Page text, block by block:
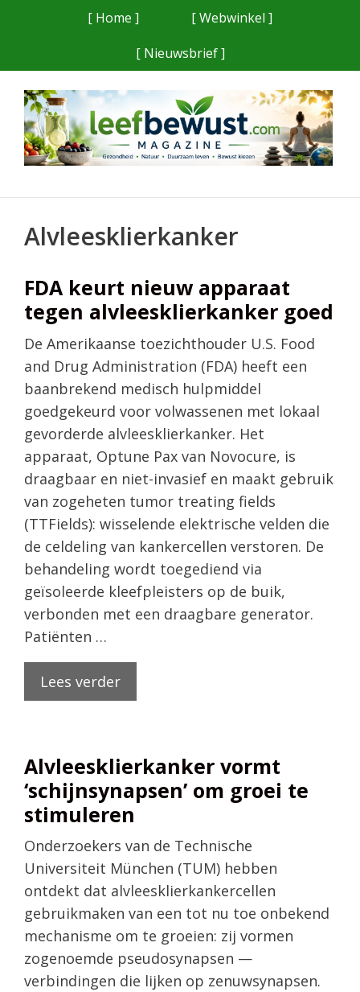
[ Home ]
[ Webwinkel ]
[ Nieuwsbrief ]
Alvleesklierkanker
FDA keurt nieuw apparaat
tegen alvleesklierkanker goed
De Amerikaanse toezichthouder U.S. Food
and Drug Administration (FDA) heeft een
baanbrekend medisch hulpmiddel
goedgekeurd voor volwassenen met lokaal
gevorderde alvleesklierkanker. Het
apparaat, Optune Pax van Novocure, is
draagbaar en niet-invasief en maakt gebruik
van zogeheten tumor treating fields
(TTFields): wisselende elektrische velden die
de celdeling van kankercellen verstoren. De
behandeling wordt toegediend via
geïsoleerde kleefpleisters op de buik,
verbonden met een draagbare generator.
Patiënten …
Lees verder
Alvleesklierkanker vormt
‘schijnsynapsen’ om groei te
stimuleren
Onderzoekers van de Technische
Universiteit München (TUM) hebben
ontdekt dat alvleesklierkankercellen
gebruikmaken van een tot nu toe onbekend
mechanisme om te groeien: zij vormen
zogenoemde pseudosynapsen —
verbindingen die lijken op zenuwsynapsen.